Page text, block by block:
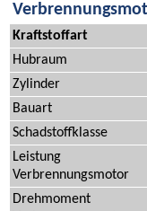
Kraftstoffart
Hubraum
Zylinder
Bauart
Schadstoffklasse
Leistung
Verbrennungsmotor
Drehmoment